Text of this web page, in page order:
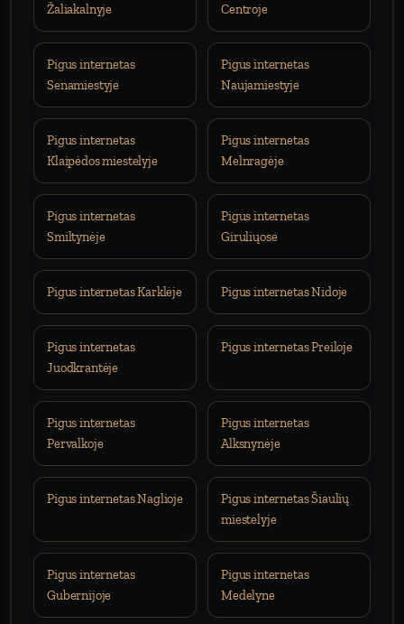
Žaliakalnyje
Centroje
Pigus internetas
Senamiestyje
Pigus internetas
Naujamiestyje
Pigus internetas
Klaipėdos miestelyje
Pigus internetas
Melnragėje
Pigus internetas
Smiltynėje
Pigus internetas
Giruliųose
Pigus internetas Karklėje Pigus internetas Nidoje
Pigus internetas
Juodkrantėje
Pigus internetas Preiloje
Pigus internetas
Pervalkoje
Pigus internetas
Alksnynėje
Pigus internetas Naglioje
Pigus internetas Šiaulių
miestelyje
Pigus internetas
Gubernijoje
Pigus internetas
Medelyne